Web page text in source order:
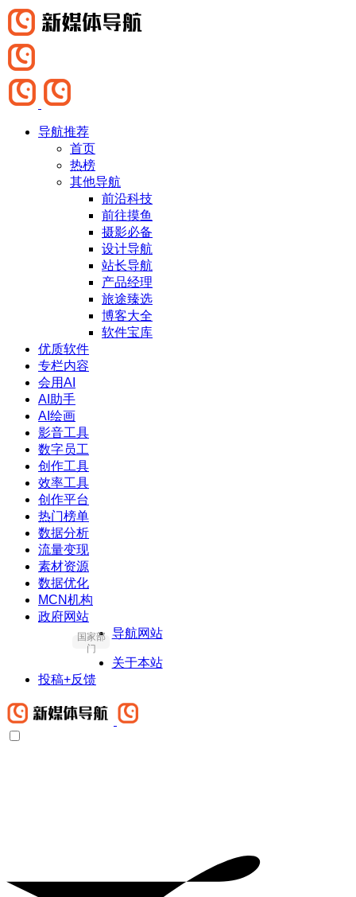
导航推荐
首页
热榜
其他导航
前沿科技
前往摸鱼
摄影必备
设计导航
站长导航
产品经理
旅途臻选
博客大全
软件宝库
优质软件
专栏内容
会用AI
AI助手
AI绘画
影音工具
数字员工
创作工具
效率工具
创作平台
热门榜单
数据分析
流量变现
素材资源
数据优化
MCN机构
政府网站
国家部
门
导航网站
关于本站
投稿+反馈